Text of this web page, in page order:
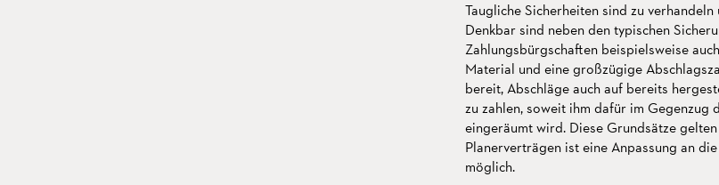
Taugliche Sicherheiten sind zu
Denkbar sind neben den typischen
Zahlungsbürgschaften beispielsweise
Material und eine großzügige
bereit, Abschläge auch auf bereits
zu zahlen, soweit ihm dafür im Gegenzug
eingeräumt wird. Diese Grundsätze
Planerverträgen ist eine Anpassung an
möglich.